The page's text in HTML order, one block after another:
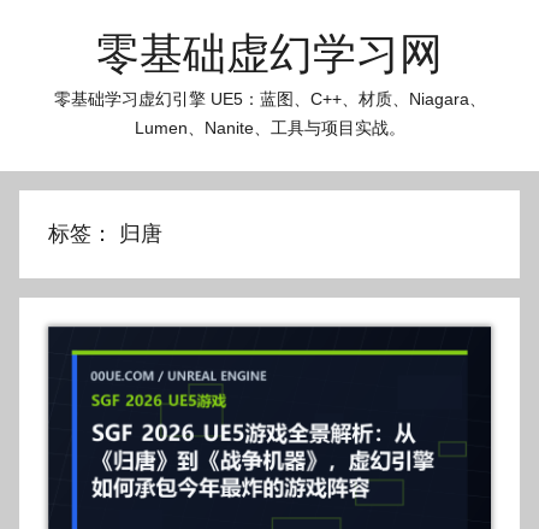
零基础虚幻学习网
零基础学习虚幻引擎 UE5：蓝图、C++、材质、Niagara、
Lumen、Nanite、工具与项目实战。
标签： 归唐